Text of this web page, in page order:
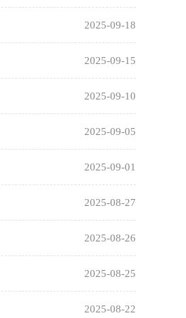
2025-09-18
2025-09-15
2025-09-10
2025-09-05
2025-09-01
2025-08-27
2025-08-26
2025-08-25
2025-08-22